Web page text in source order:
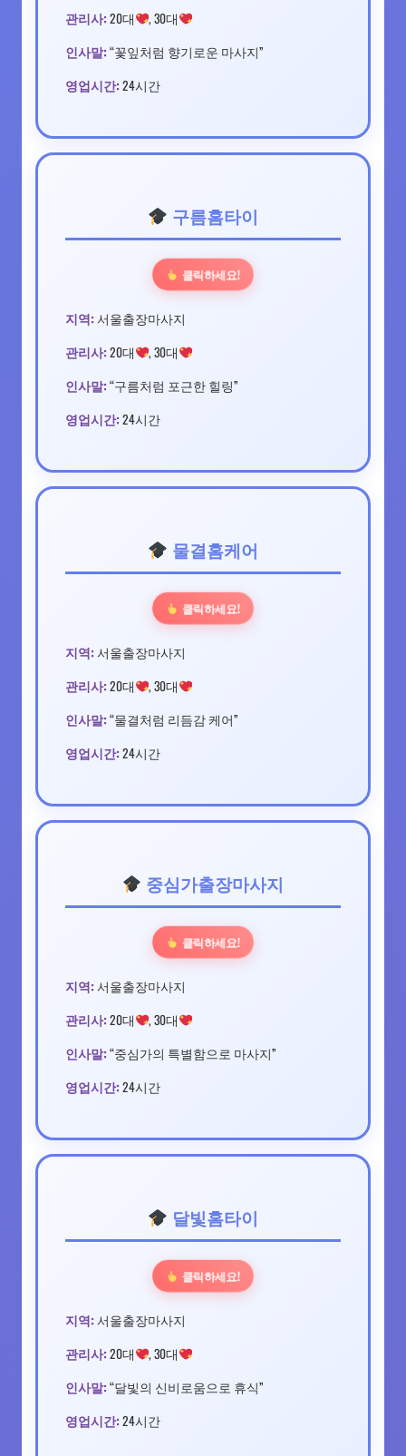
관리사: 20대 , 30대
인사말: “꽃잎처럼 향기로운 마사지”
영업시간: 24시간
구름홈타이
클릭하세요!
지역: 서울출장마사지
관리사: 20대 , 30대
인사말: “구름처럼 포근한 힐링”
영업시간: 24시간
물결홈케어
클릭하세요!
지역: 서울출장마사지
관리사: 20대 , 30대
인사말: “물결처럼 리듬감 케어”
영업시간: 24시간
중심가출장마사지
클릭하세요!
지역: 서울출장마사지
관리사: 20대 , 30대
인사말: “중심가의 특별함으로 마사지”
영업시간: 24시간
달빛홈타이
클릭하세요!
지역: 서울출장마사지
관리사: 20대 , 30대
인사말: “달빛의 신비로움으로 휴식”
영업시간: 24시간